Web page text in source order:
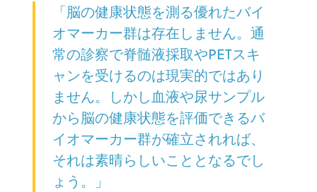
「脳の健康状態を測る優れたバイ
オマーカー群は存在しません。通
常の診察で脊髄液採取やPETスキ
ャンを受けるのは現実的ではあり
ません。しかし血液や尿サンプル
から脳の健康状態を評価できるバ
イオマーカー群が確立されれば、
それは素晴らしいこととなるでし
ょう。」